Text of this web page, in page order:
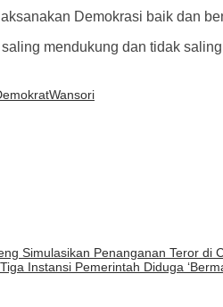
Demokrasi baik dan
mendukung dan tidak
Wansori
Simulasikan Penanganan Teror di
Instansi Pemerintah Diduga